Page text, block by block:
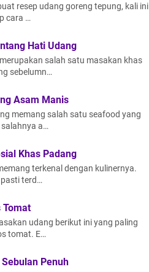
resep udang goreng tepung, kali ini
cara …
Hati Udang
salah satu masakan khas
sebelumn…
Asam Manis
memang salah satu seafood yang
a…
Khas Padang
terkenal dengan kulinernya.
terd…
Tomat
udang berikut ini yang paling
tomat. E…
Penuh